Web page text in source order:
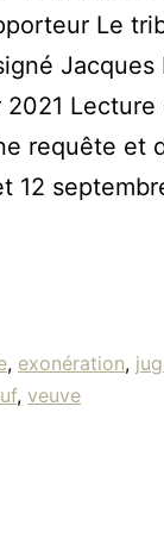
Le
Jacques
requête et
12
, exonération,
, veuve